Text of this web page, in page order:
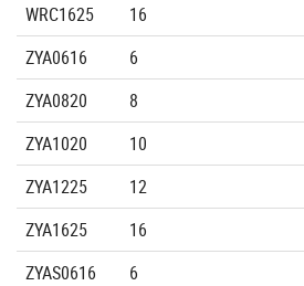
WRC1625
16
ZYA0616
6
ZYA0820
8
ZYA1020
10
ZYA1225
12
ZYA1625
16
ZYAS0616
6